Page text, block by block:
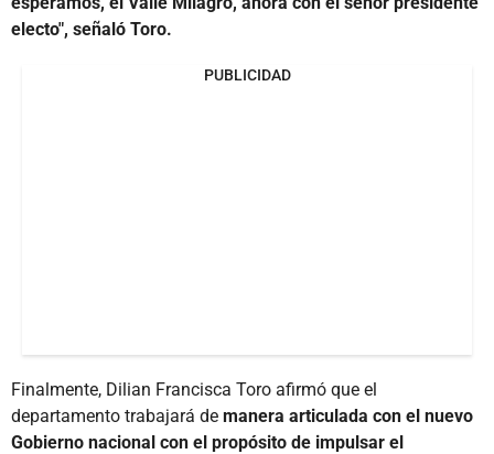
electo", señaló Toro.
PUBLICIDAD
Finalmente, Dilian Francisca Toro afirmó que el
departamento trabajará de manera articulada con el nuevo
Gobierno nacional con el propósito de impulsar el